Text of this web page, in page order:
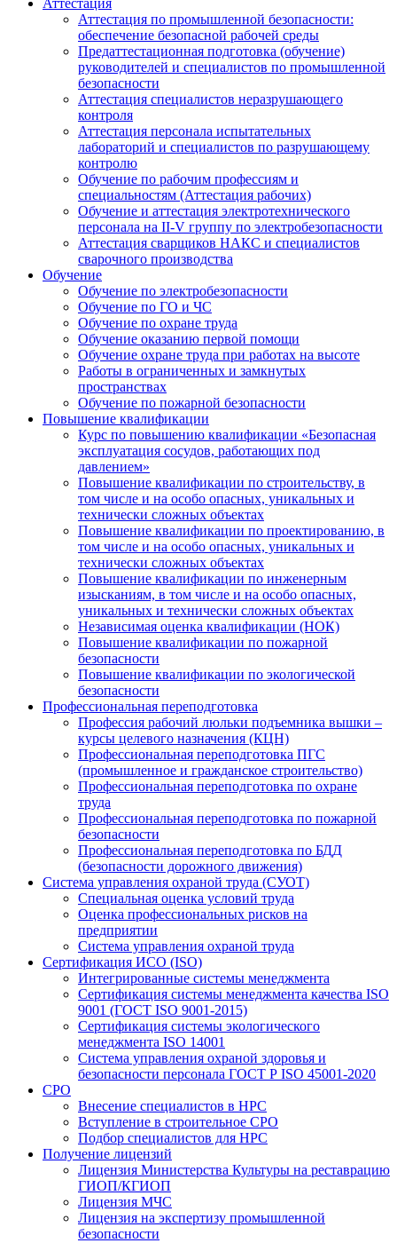
Аттестация
Аттестация по промышленной безопасности:
обеспечение безопасной рабочей среды
Предаттестационная подготовка (обучение)
руководителей и специалистов по промышленной
безопасности
Аттестация специалистов неразрушающего
контроля
Аттестация персонала испытательных
лабораторий и специалистов по разрушающему
контролю
Обучение по рабочим профессиям и
специальностям (Аттестация рабочих)
Обучение и аттестация электротехнического
персонала на II-V группу по электробезопасности
Аттестация сварщиков НАКС и специалистов
сварочного производства
Обучение
Обучение по электробезопасности
Обучение по ГО и ЧС
Обучение по охране труда
Обучение оказанию первой помощи
Обучение охране труда при работах на высоте
Работы в ограниченных и замкнутых
пространствах
Обучение по пожарной безопасности
Повышение квалификации
Курс по повышению квалификации «Безопасная
эксплуатация сосудов, работающих под
давлением»
Повышение квалификации по строительству, в
том числе и на особо опасных, уникальных и
технически сложных объектах
Повышение квалификации по проектированию, в
том числе и на особо опасных, уникальных и
технически сложных объектах
Повышение квалификации по инженерным
изысканиям, в том числе и на особо опасных,
уникальных и технически сложных объектах
Независимая оценка квалификации (НОК)
Повышение квалификации по пожарной
безопасности
Повышение квалификации по экологической
безопасности
Профессиональная переподготовка
Профессия рабочий люльки подъемника вышки –
курсы целевого назначения (КЦН)
Профессиональная переподготовка ПГС
(промышленное и гражданское строительство)
Профессиональная переподготовка по охране
труда
Профессиональная переподготовка по пожарной
безопасности
Профессиональная переподготовка по БДД
(безопасности дорожного движения)
Система управления охраной труда (СУОТ)
Специальная оценка условий труда
Оценка профессиональных рисков на
предприятии
Система управления охраной труда
Сертификация ИСО (ISO)
Интегрированные системы менеджмента
Сертификация системы менеджмента качества ISO
9001 (ГОСТ ISO 9001-2015)
Сертификация системы экологического
менеджмента ISO 14001
Система управления охраной здоровья и
безопасности персонала ГОСТ Р ISO 45001-2020
СРО
Внесение специалистов в НРС
Вступление в строительное СРО
Подбор специалистов для НРС
Получение лицензий
Лицензия Министерства Культуры на реставрацию
ГИОП/КГИОП
Лицензия МЧС
Лицензия на экспертизу промышленной
безопасности